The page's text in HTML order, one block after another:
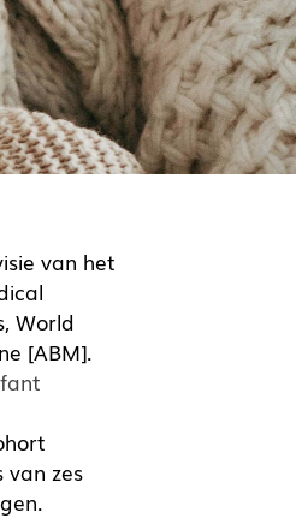
van het
World
[ABM].
van zes